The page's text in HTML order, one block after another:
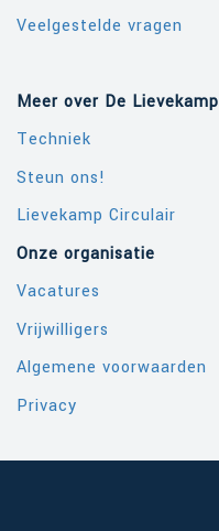
Veelgestelde vragen
Meer over De Lievekamp
Techniek
Steun ons!
Lievekamp Circulair
Onze organisatie
Vacatures
Vrijwilligers
Algemene voorwaarden
Privacy